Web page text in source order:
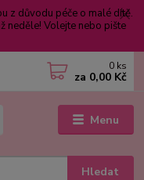
z důvodu péče o malé dítě.
neděle! Volejte nebo pište
Menu
Hledat
0 ks
za 0,00 Kč